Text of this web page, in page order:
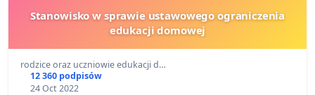
Stanowisko w sprawie ustawowego ograniczenia
edukacji domowej
rodzice oraz uczniowie edukacji d…
12 360 podpisów
24 Oct 2022